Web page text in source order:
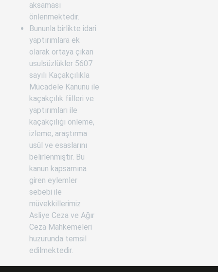
aksaması
önlenmektedir.
Bununla birlikte idari
yaptırımlara ek
olarak ortaya çıkan
usulsüzlükler 5607
sayılı Kaçakçılıkla
Mücadele Kanunu ile
kaçakçılık fiilleri ve
yaptırımları ile
kaçakçılığı önleme,
izleme, araştırma
usûl ve esaslarını
belirlenmiştir. Bu
kanun kapsamına
giren eylemler
sebebi ile
müvekkillerimiz
Asliye Ceza ve Ağır
Ceza Mahkemeleri
huzurunda temsil
edilmektedir.